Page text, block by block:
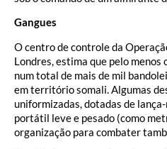
Gangues
O centro de controle da
Londres, estima que pelo menos
num total de mais de mil
em território somali. Algumas
uniformizadas, dotadas de
portátil leve e pesado (como
organização para combater